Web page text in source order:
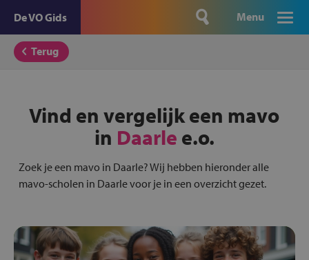
De VO Gids Menu
Terug
Vind en vergelijk een mavo
in Daarle e.o.
Zoek je een mavo in Daarle? Wij hebben hieronder alle
mavo-scholen in Daarle voor je in een overzicht gezet.